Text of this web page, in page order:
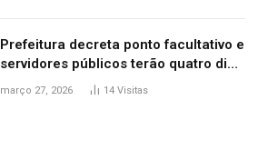
Prefeitura decreta ponto facultativo e
servidores públicos terão quatro dias
de folga na Semana Santa
março 27, 2026 14 Visitas